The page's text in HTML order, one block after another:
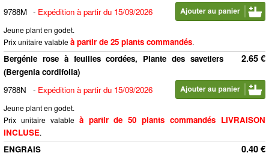
9788M - Expédition à partir du 15/09/2026
Jeune plant en godet.
Prix unitaire valableà partir de 25 plants commandés.
2.65 €
Bergénie rose à feuilles cordées, Plante des savetiers
(Bergenia cordifolia)
9788N
- Expédition à partir du 15/09/2026
Jeune plant en godet.
Prix unitaire valable à partir de 50 plants commandés LIVRAISON
INCLUSE.
0.40 €
ENGRAIS